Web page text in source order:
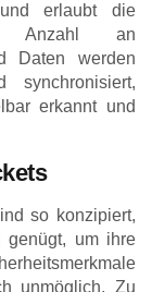
erlaubt die
Anzahl an
Daten werden
synchronisiert,
erkannt und
so konzipiert,
genügt, um ihre
unmöglich. Zu